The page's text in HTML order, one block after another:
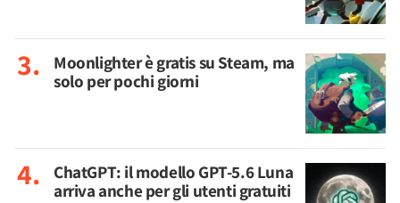
Moonlighter è gratis su Steam, ma
solo per pochi giorni
ChatGPT: il modello GPT-5.6 Luna
arriva anche per gli utenti gratuiti